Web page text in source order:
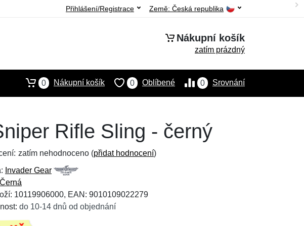
Země: Česká republika
Přihlášení/Registrace
Nákupní košík
zatím prázdný
0 Srovnání
0 Oblíbené
0 Nákupní košík
Rifle Sling - černý
zatím nehodnoceno (přidat hodnocení)
Invader Gear
Černá
10119906000, EAN: 9010109022279
do 10-14 dnů od objednání